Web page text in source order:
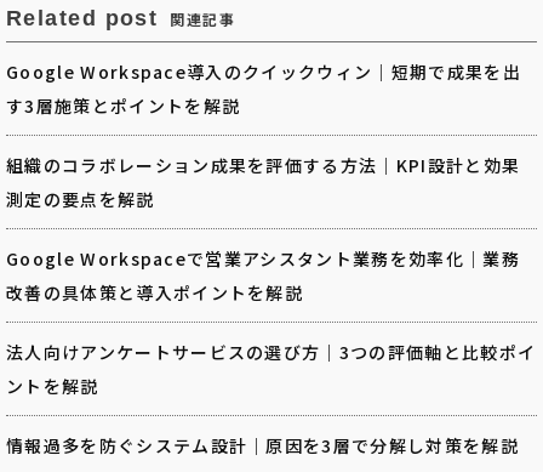
Related post 関連記事
Google Workspace導入のクイックウィン｜短期で成果を出
す3層施策とポイントを解説
組織のコラボレーション成果を評価する方法｜KPI設計と効果
測定の要点を解説
Google Workspaceで営業アシスタント業務を効率化｜業務
改善の具体策と導入ポイントを解説
法人向けアンケートサービスの選び方｜3つの評価軸と比較ポイ
ントを解説
情報過多を防ぐシステム設計｜原因を3層で分解し対策を解説